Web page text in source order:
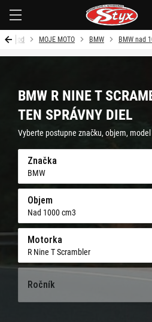
Úvod MOJE MOTO BMW BMW nad
BMW R NINE T
TEN SPRÁVNY DIEL
Vyberte postupne značku, objem,
Značka
BMW
Objem
Nad 1000 cm3
Motorka
R Nine T Scrambler
Ročník